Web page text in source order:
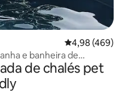
4,98 de uma
4,98 (469)
e banheira de
de chalés pet